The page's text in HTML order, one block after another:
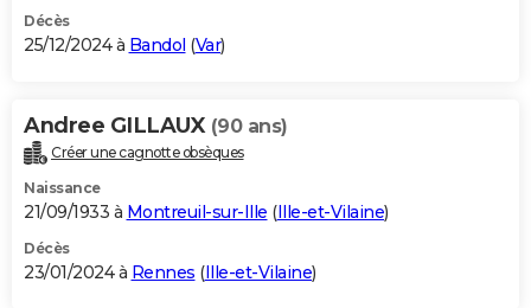
Décès
25/12/2024 à Bandol (Var)
Andree GILLAUX (90 ans)
Créer une cagnotte obsèques
Naissance
21/09/1933 à Montreuil-sur-Ille (Ille-et-Vilaine)
Décès
23/01/2024 à Rennes (Ille-et-Vilaine)